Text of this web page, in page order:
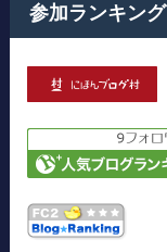
参加ランキング